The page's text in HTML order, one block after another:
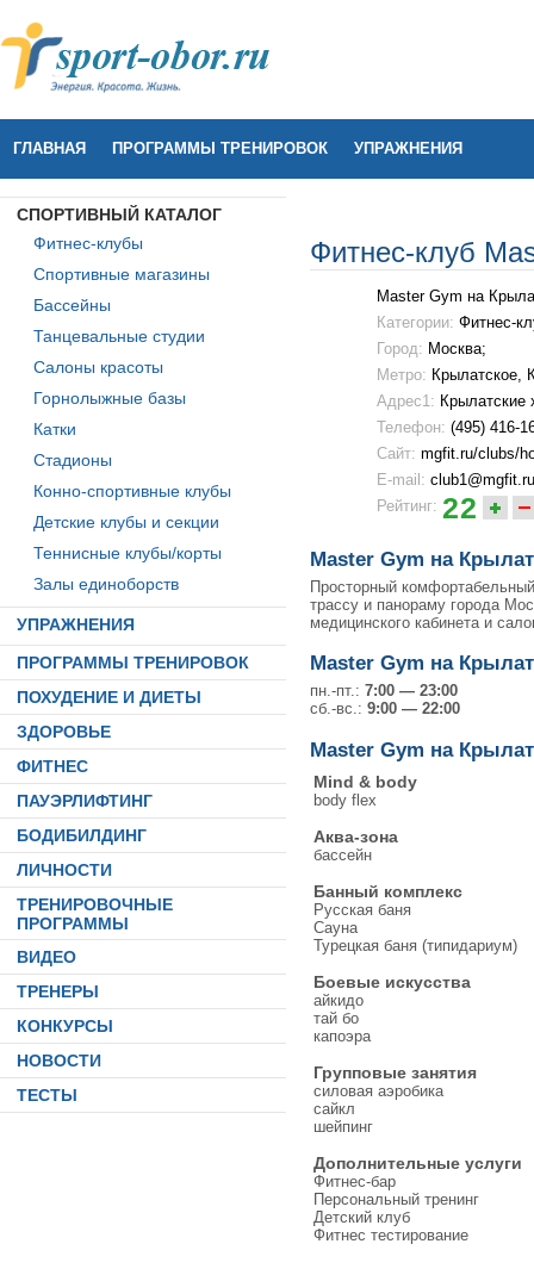
ГЛАВНАЯ ПРОГРАММЫ ТРЕНИРОВОК УПРАЖНЕНИЯ
СПОРТИВНЫЙ КАТАЛОГ
Фитнес-клубы
Спортивные магазины
Бассейны
Танцевальные студии
Салоны красоты
Горнолыжные базы
Катки
Стадионы
Конно-спортивные клубы
Детские клубы и секции
Теннисные клубы/корты
Залы единоборств
УПРАЖНЕНИЯ
ПРОГРАММЫ ТРЕНИРОВОК
ПОХУДЕНИЕ И ДИЕТЫ
ЗДОРОВЬЕ
ФИТНЕС
ПАУЭРЛИФТИНГ
БОДИБИЛДИНГ
ЛИЧНОСТИ
ТРЕНИРОВОЧНЫЕ
ПРОГРАММЫ
ВИДЕО
ТРЕНЕРЫ
КОНКУРСЫ
НОВОСТИ
ТЕСТЫ
Фитнес-клуб
Master Gym на
Категории: Фитнес-
Город: Москва;
Метро: Крылатское,
Адрес1:
Телефон: (495) 416-
Сайт: mgfit.ru/clubs/
E-mail: club1@mgfit.ru
Рейтинг: 22
Master Gym на
Просторный
трассу и панораму города
медицинского кабинета и
Master Gym на
пн.-пт.: 7:00 — 23:00
сб.-вс.: 9:00 — 22:00
Master Gym на
Mind & body
body flex
Аква-зона
бассейн
Банный комплекс
Русская баня
Сауна
Турецкая баня (типидариум)
Боевые искусства
айкидо
тай бо
капоэра
Групповые занятия
силовая аэробика
сайкл
шейпинг
Дополнительные услуги
Фитнес-бар
Персональный тренинг
Детский клуб
Фитнес тестирование